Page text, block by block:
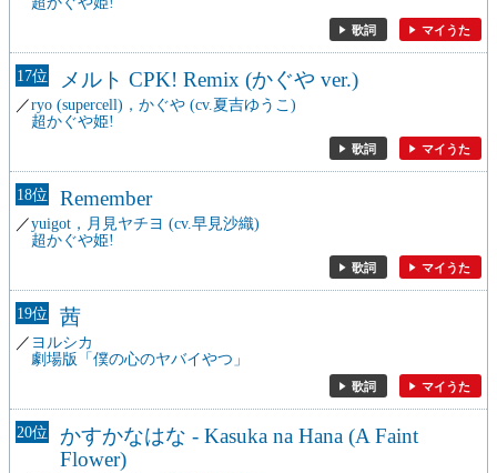
歌詞 マイうた
17 メルト CPK! Remix (かぐや ver.)
ryo (supercell)，かぐや (cv.夏吉ゆうこ)
超かぐや姫!
歌詞 マイうた
18 Remember
yuigot，月見ヤチヨ (cv.早見沙織)
超かぐや姫!
歌詞 マイうた
19 茜
ヨルシカ
劇場版「僕の心のヤバイやつ」
歌詞 マイうた
20
かすかなはな - Kasuka na Hana (A Faint
Flower)